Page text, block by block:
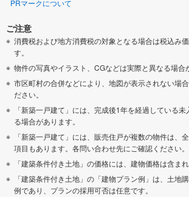
PRマークについて
ご注意
消費税および地方消費税の対象となる場合は税込み
す。
物件の写真やイラスト、CGなどは実際と異なる場合
市区町村の合併などにより、地図が表示されない場
ださい。
「新築一戸建て」には、完成後1年を経過している
る場合があります。
「新築一戸建て」には、販売住戸が複数の物件は、
項目もあります。各問い合わせ先にご確認ください。
「建築条件付き土地」の価格には、建物価格は含まれ
「建築条件付き土地」の「建物プラン例」は、土地
例であり、プランの採用可否は任意です。